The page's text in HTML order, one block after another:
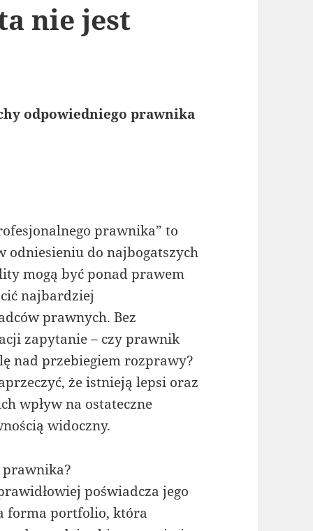
nie jest
odpowiedniego prawnika
prawnika” to
odniesieniu do najbogatszych
mogą być ponad prawem
najbardziej
prawnych. Bez
zapytanie – czy prawnik
nad przebiegiem rozprawy?
że istnieją lepsi oraz
wpływ na ostateczne
widoczny.
prawnika?
poświadcza jego
forma portfolio, która